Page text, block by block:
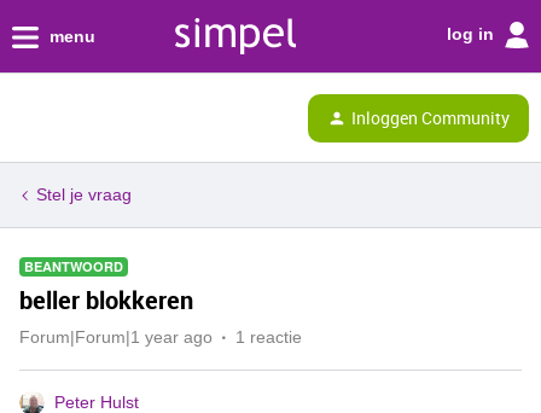
menu log in
Inloggen Community
Stel je vraag
BEANTWOORD
beller blokkeren
Forum|Forum|1 year ago 1 reactie
Peter Hulst